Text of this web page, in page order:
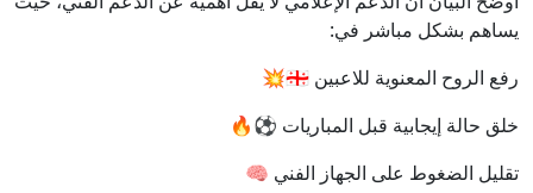
يساهم بشكل مباشر في:
رفع الروح المعنوية للاعبين 🇪🇬💥
خلق حالة إيجابية قبل المباريات ⚽🔥
تقليل الضغوط على الجهاز الفني 🧠